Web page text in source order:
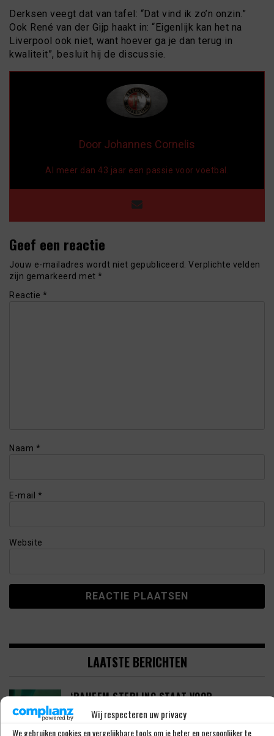
Wij respecteren uw privacy
We gebruiken cookies en vergelijkbare tools om je beter en persoonlijker te
Derksen veegt dat van tafel: “Dat vind ik zo’n onzin.”
Ook René van der Gijp haakt in: “Eigenlijk kan het na
Liverpool ook niet, want hoever ga je dan terug in
kwaliteit”, besluit hij de discussie.
Door Johannes Cornelis
Al meer dan 43 jaar een passie voor voetbal.
Geef een reactie
Jouw e-mailadres wordt niet gepubliceerd. Verplichte velden
zijn gemarkeerd met *
Reactie *
Naam *
E-mail *
Website
LAATSTE BERICHTEN
‘RAHEEM STERLING STAAT VOOR
OPMERKELIJK NIEUW AVONTUUR’